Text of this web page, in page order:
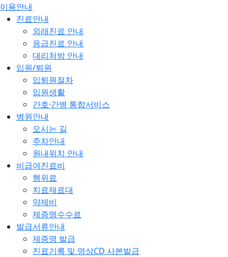
이용안내
진료안내
외래진료 안내
응급진료 안내
대리처방 안내
입원/퇴원
입퇴원절차
입원생활
간호·간병 통합서비스
병원안내
오시는 길
주차안내
원내위치 안내
비급여진료비
행위료
치료재료대
약제비
제증명수수료
발급서류안내
제증명 발급
진료기록 및 영상CD 사본발급